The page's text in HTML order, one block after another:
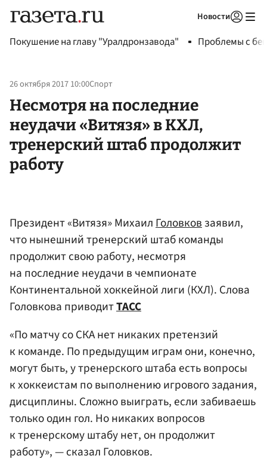
Новости
Покушение на главу "Уралдронзавода" Проблемы с
26 октября 2017 10:00Спорт
Несмотря на последние
неудачи «Витязя» в КХЛ,
тренерский штаб продолжит
работу
Президент «Витязя» МихаилГоловковзаявил,
что нынешний тренерский штаб команды
продолжит свою работу, несмотря
на последние неудачи в чемпионате
Континентальной хоккейной лиги (КХЛ). Слова
Головкова приводитТАСС
«По матчу со СКА нет никаких претензий
к команде. По предыдущим играм они, конечно,
могут быть, у тренерского штаба есть вопросы
к хоккеистам по выполнению игрового задания,
дисциплины. Сложно выиграть, если забиваешь
только один гол. Но никаких вопросов
к тренерскому штабу нет, он продолжит
работу», — сказал Головков.